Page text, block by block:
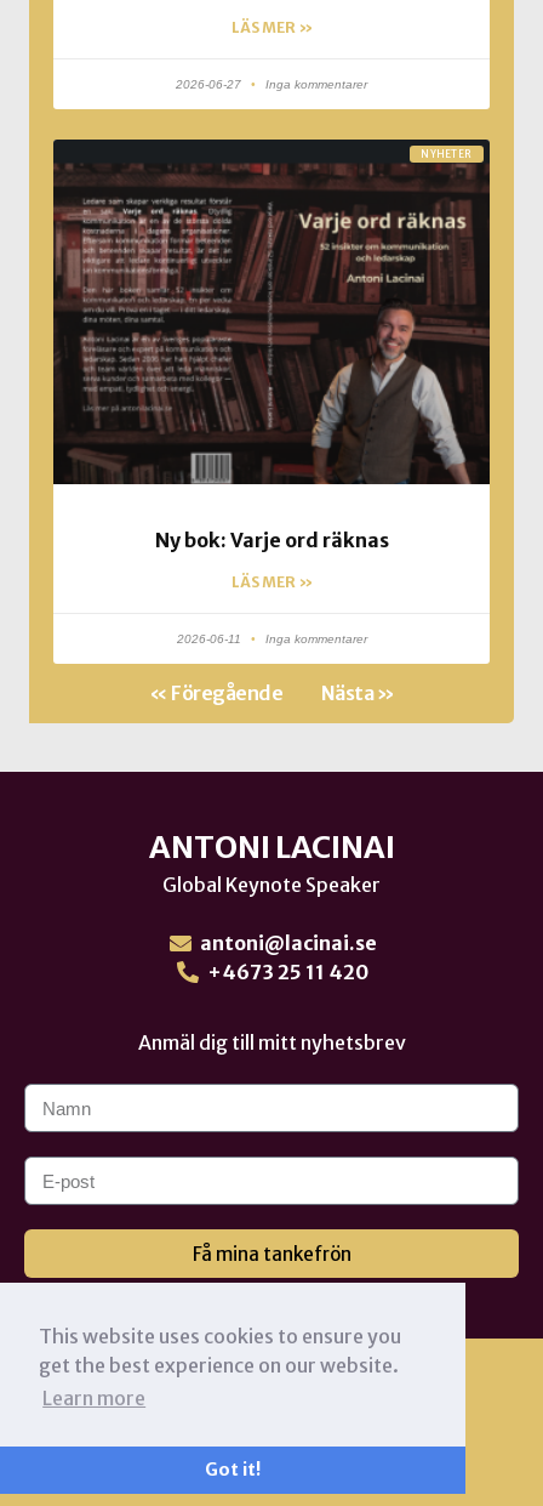
This website uses cookies to ensure you
get the best experience on our website.
Learn more
Got it!
LÄS MER »
2026-06-27 Inga kommentarer
NYHETER
Ny bok: Varje ord räknas
LÄS MER »
2026-06-11 Inga kommentarer
« Föregående Nästa »
ANTONI LACINAI
Global Keynote Speaker
antoni@lacinai.se
+4673 25 11 420
Anmäl dig till mitt nyhetsbrev
Få mina tankefrön